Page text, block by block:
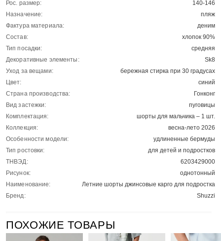
Рос. размер:
140-146
Назначение:
пляж
Фактура материала:
деним
Состав:
хлопок 90%
Тип посадки:
средняя
Декоративные элементы:
Sk8
Уход за вещами:
бережная стирка при 30 градусах
Цвет:
синий
Страна производства:
Гонконг
Вид застежки:
пуговицы
Комплектация:
шорты для мальчика – 1 шт.
Коллекция:
весна-лето 2026
Особенности модели:
удлиненные бермуды
Тип ростовки:
для детей и подростков
ТНВЭД:
6203429000
Рисунок:
однотонный
Наименование:
Летние шорты джинсовые карго для подростка
Бренд:
Shuzzi
ПОХОЖИЕ ТОВАРЫ